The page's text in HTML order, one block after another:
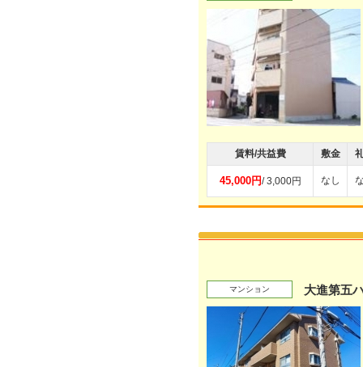
賃料/共益費 敷金
45,000円/ 3,000円 なし
マンション 大進第五